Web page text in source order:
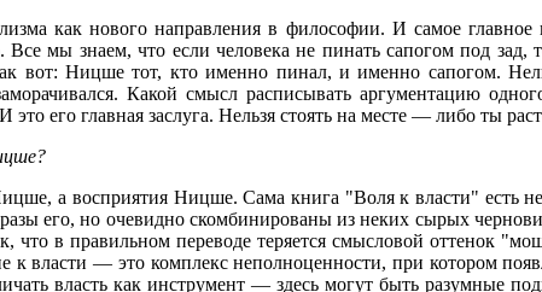
как нового направления в философии. И самое главное
Все мы знаем, что если человека не пинать сапогом под
вот: Ницше тот, кто именно пинал, и именно сапогом.
Какой смысл расписывать аргументацию
это его главная заслуга. Нельзя стоять на месте — либо ты
а восприятия Ницше. Сама книга "Воля к власти" есть
его, но очевидно скомбинированы из неких сырых
что в правильном переводе теряется смысловой оттенок
власти — это комплекс неполноценности, при котором
власть как инструмент — здесь могут быть разумные